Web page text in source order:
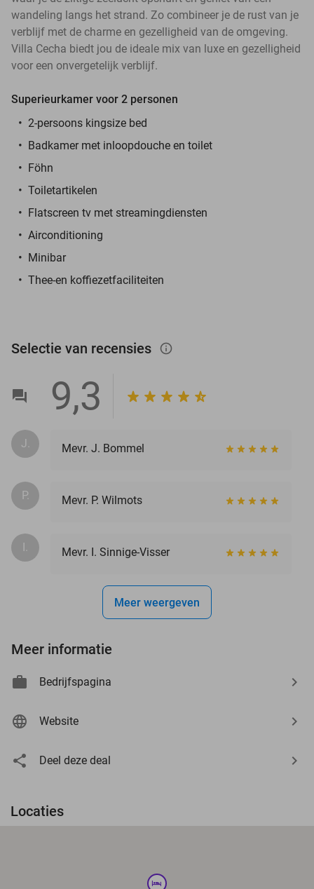
wandeling langs het strand. Zo combineer je de rust van je
verblijf met de charme en gezelligheid van de omgeving.
Villa Cecha biedt jou de ideale mix van luxe en gezelligheid
voor een onvergetelijk verblijf.
Superieurkamer voor 2 personen
2-persoons kingsize bed
Badkamer met inloopdouche en toilet
Föhn
Toiletartikelen
Flatscreen tv met streamingdiensten
Airconditioning
Minibar
Thee-en koffiezetfaciliteiten
Selectie van recensies info_outlined
9,3
J. Mevr. J. Bommel
P. Mevr. P. Wilmots
I. Mevr. I. Sinnige-Visser
Meer weergeven
Meer informatie
Bedrijfspagina
Website
Deel deze deal
Locaties
hotel